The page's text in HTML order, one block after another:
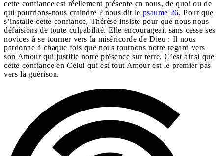
cette confiance est réellement présente en nous, de quoi ou de
qui pourrions-nous craindre ? nous dit le psaume 26. Pour que
s’installe cette confiance, Thérèse insiste pour que nous nous
défaisions de toute culpabilité. Elle encourageait sans cesse ses
novices à se tourner vers la miséricorde de Dieu : Il nous
pardonne à chaque fois que nous tournons notre regard vers
son Amour qui justifie notre présence sur terre. C’est ainsi que
cette confiance en Celui qui est tout Amour est le premier pas
vers la guérison.